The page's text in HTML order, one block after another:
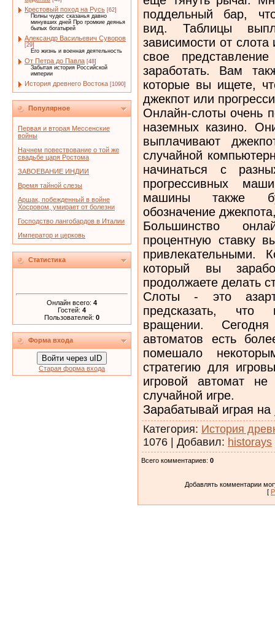
Крестовый поход на Русь [62]
Полны чудес сказанья давно
минувших дней Про громкие деянья
былых богатырей
Александр Васильевич Суворов
[29]
Его жизнь и военная деятельность
От Петра до Павла [48]
Забытая история Российской
империи
История древнего Востока [1090]
Популярное
Первая и вторая Мессенские
войны
Начнем повествование о той же
свадьбе царя Ростома
ЗАВОЕВАНИЕ ИНДИИ
Время тайной слезы
Аршак, побежденный в войне
Хосровом, умирает от болезни
Господство лангобардов в Италии
Император и церковь
Статистика
Онлайн всего: 4
Гостей: 4
Пользователей: 0
Форма входа
Войти через uID
Старая форма входа
поддельный бар,
вид. Таблицы
зависимости от слота
свое
заработать. Вам
которые вы ищете,
джекпот или
Онлайн-слоты очень
наземных казино.
выплачивают
случайной
начинаться с
прогрессивных
машины также
обозначение
Большинство
процентную ставку
привлекательными.
который вы
продолжаете делать
Слоты - это
предсказать, что
вращении.
автоматов есть
помешало
стратегию для
игровой автомат
случайной игре.
Зарабатывай играя на
Категория: История
1076 | Добавил: historays
Всего комментариев: 0
Добавлять комментарии
[